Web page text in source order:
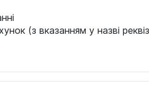
(з вказанням у назві